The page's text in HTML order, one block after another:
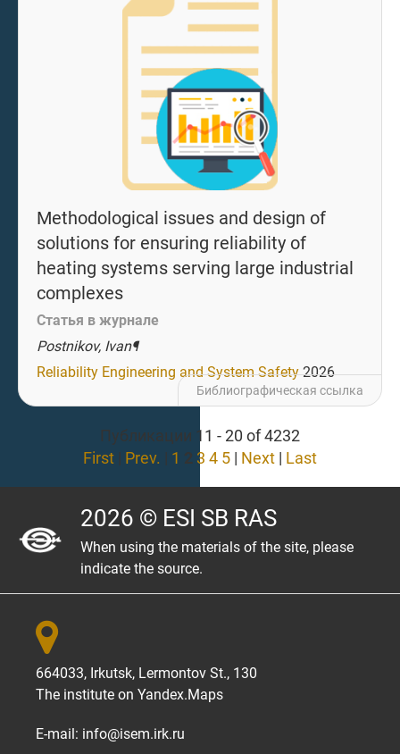
Methodological issues and design of
solutions for ensuring reliability of
heating systems serving large industrial
complexes
Статья в журнале
Postnikov, Ivan¶
Reliability Engineering and System Safety 2026
Библиографическая ссылка
Публикации 11 - 20 of 4232
First | Prev. | 1 2 3 4 5 | Next | Last
2026 © ESI SB RAS
When using the materials of the site, please
indicate the source.

664033, Irkutsk, Lermontov St., 130
The institute on Yandex.Maps
E-mail: info@isem.irk.ru